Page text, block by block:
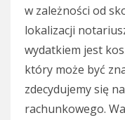
w zależności od
lokalizacji
wydatkiem jest
który może być
zdecydujemy się
rachunkowego.